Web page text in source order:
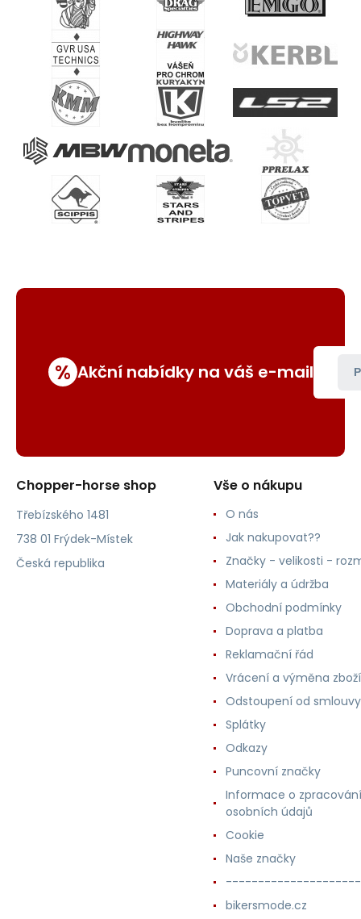
% Akční nabídky na váš e-mail
Chopper-horse shop
Třebízského 1481
738 01 Frýdek-Místek
Česká republika
Vše o nákupu
O nás
Jak nakupovat??
Značky - velikosti -
Materiály a údržba
Obchodní podmínky
Doprava a platba
Reklamační řád
Vrácení a výměna zboží
Odstoupení od smlouvy
Splátky
Odkazy
Puncovní značky
Informace o zpracování
osobních údajů
Cookie
Naše značky
bikersmode.cz